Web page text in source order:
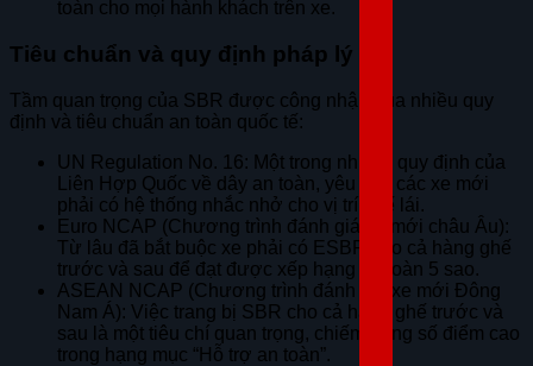
toàn cho mọi hành khách trên xe.
Tiêu chuẩn và quy định pháp lý
Tầm quan trọng của SBR được công nhận qua nhiều quy
định và tiêu chuẩn an toàn quốc tế:
UN Regulation No. 16: Một trong những quy định của
Liên Hợp Quốc về dây an toàn, yêu cầu các xe mới
phải có hệ thống nhắc nhở cho vị trí ghế lái.
Euro NCAP (Chương trình đánh giá xe mới châu Âu):
Từ lâu đã bắt buộc xe phải có ESBR cho cả hàng ghế
trước và sau để đạt được xếp hạng an toàn 5 sao.
ASEAN NCAP (Chương trình đánh giá xe mới Đông
Nam Á): Việc trang bị SBR cho cả hàng ghế trước và
sau là một tiêu chí quan trọng, chiếm trọng số điểm cao
trong hạng mục “Hỗ trợ an toàn”.